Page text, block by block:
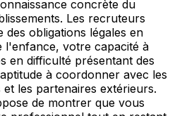
concrète du
Les recruteurs
obligations légales en
l'enfance, votre capacité à
en difficulté présentant des
à coordonner avec les
les partenaires extérieurs.
de montrer que vous